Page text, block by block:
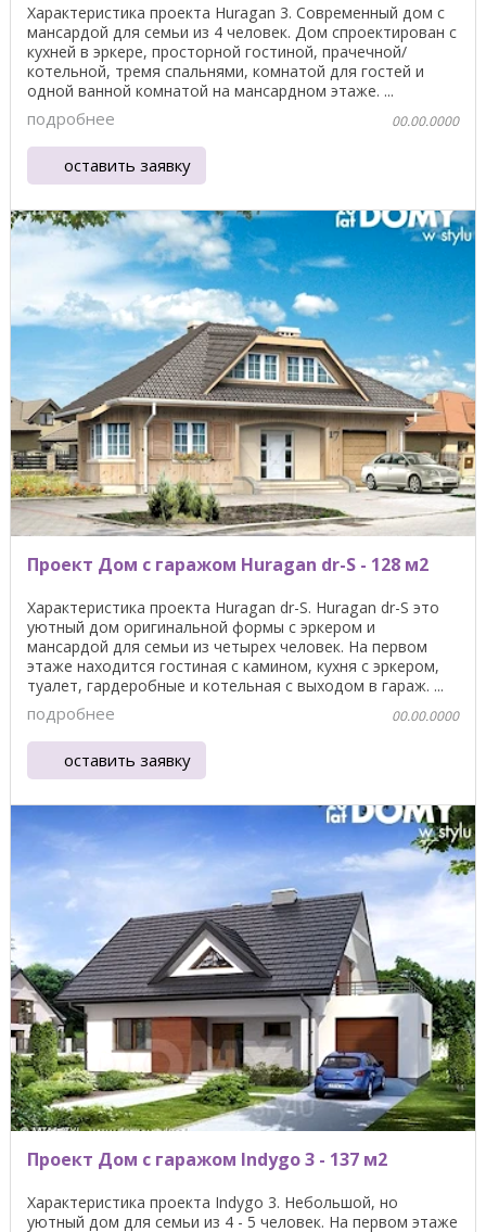
Характеристика проекта Huragan 3. Современный дом с
мансардой для семьи из 4 человек. Дом спроектирован с
кухней в эркере, просторной гостиной, прачечной/
котельной, тремя спальнями, комнатой для гостей и
одной ванной комнатой на мансардном этаже. ...
подробнее 00.00.0000
оставить заявку
Проект Дом с гаражом Huragan dr-S - 128 м2
Характеристика проекта Huragan dr-S. Huragan dr-S это
уютный дом оригинальной формы с эркером и
мансардой для семьи из четырех человек. На первом
этаже находится гостиная с камином, кухня с эркером,
туалет, гардеробные и котельная с выходом в гараж. ...
подробнее 00.00.0000
оставить заявку
Проект Дом с гаражом Indygo 3 - 137 м2
Характеристика проекта Indygo 3. Небольшой, но
уютный дом для семьи из 4 - 5 человек. На первом этаже